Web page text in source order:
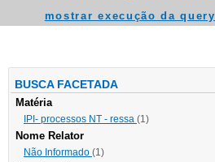
mostrar execução da query
BUSCA FACETADA
Matéria
IPI- processos NT - ressa (1)
Nome Relator
Não Informado (1)